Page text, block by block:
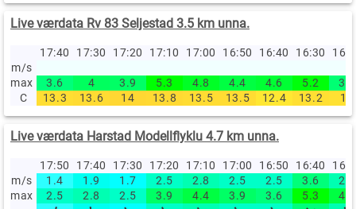
Live værdata Rv 83 Seljestad 3.5 km unna.
17:40 17:30 17:20 17:10 17:00 16:50 16:40 16:30
m/s
max
3.6 4 3.9 5.3 4.8 4.4 4.6 5.2
3.7
C
13.3 13.6 14 13.8 13.5 13.5 12.4 13.2 13
Live værdata Harstad Modellflyklu 4.7 km unna.
17:50 17:40 17:30 17:20 17:10 17:00 16:50 16:40
m/s
1.4 1.9 1.7 2.5 2.8 2.5 2.5 3.6
2.8
max
2.5 2.8 2.5 3.9 4.4 3.9 3.6 5.3 4.4